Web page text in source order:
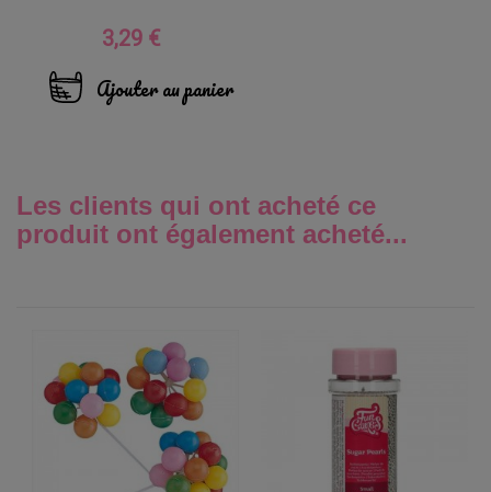
Prix
3,29 €
Ajouter au panier
Les clients qui ont acheté ce
produit ont également acheté...